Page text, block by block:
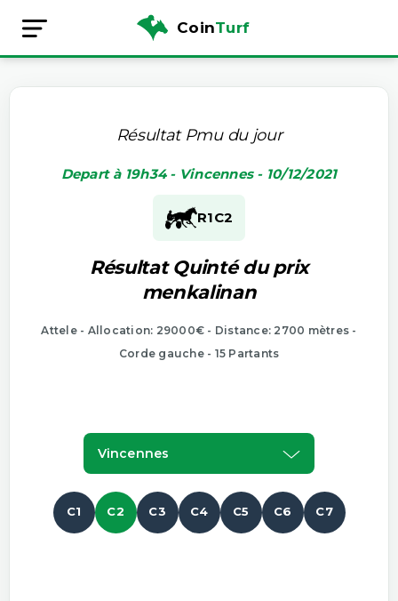
CoinTurf
Résultat Pmu du jour
Depart à 19h34 - Vincennes - 10/12/2021
R1C2
Résultat Quinté du prix
menkalinan
Attele - Allocation: 29000€ - Distance: 2700 mètres -
Corde gauche - 15 Partants
Vincennes
C1 C2 C3 C4 C5 C6 C7